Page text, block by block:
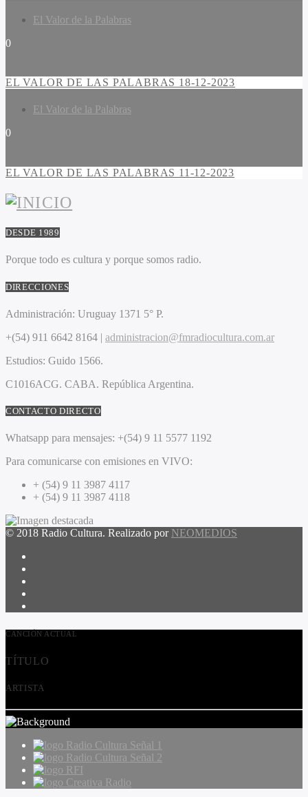
El Valor de la Palabras
0
EL VALOR DE LAS PALABRAS 18-12-2023
El Valor de la Palabras
0
EL VALOR DE LAS PALABRAS 11-12-2023
DESDE 1989
Porque todo es cultura y porque somos radio.
DIRECCIONES
Administración: Uruguay 1371 5° P.
+(54) 911 6642 8164 | administracion@fmradiocultura.com.ar
Estudios: Guido 1566.
C1016ACG. CABA. República Argentina.
CONTACTO DIRECTO
Whatsapp para mensajes: +(54) 9 11 5577 1192
Para comunicarse con emisiones en VIVO:
+ (54) 9 11 3987 4117
+ (54) 9 11 3987 4118
© 2018 Radio Cultura. Realizado por NEOMEDIOS
CANCIÓN ACTUAL
TÍTULO
ARTISTA
Radio Cultura Señal 1
Radio Cultura Señal 2
RFI
Creativa Radio